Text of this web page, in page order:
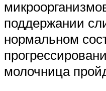
поддержании
нормальном
молочница